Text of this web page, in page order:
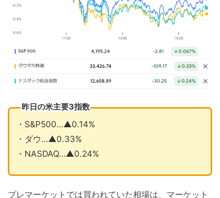
昨日の米主要3指数
・S&P500…▲0.14%
・ダウ…▲0.33%
・NASDAQ…▲0.24%
プレマーケットでは買われていた相場は、マーケット